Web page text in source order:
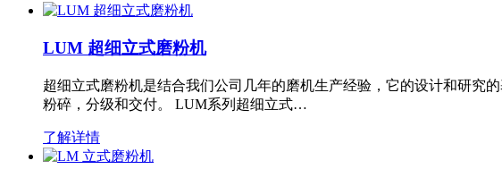
LUM 超细立式磨粉机
超细立式磨粉机是结合我们公司几年的磨机生产经验，它的设计和研究
粉碎，分级和交付。 LUM系列超细立式…
了解详情